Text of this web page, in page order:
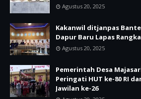
Agustus 20, 2025
Kakanwil ditjanpas
Dapur Baru Lapas
Agustus 20, 2025
Pemerintah Desa
Peringati HUT ke-80 RI
Jawilan ke-26